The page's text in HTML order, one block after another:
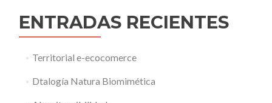
ENTRADAS RECIENTES
Territorial e-ecocomerce
Dtalogía Natura Biomimética